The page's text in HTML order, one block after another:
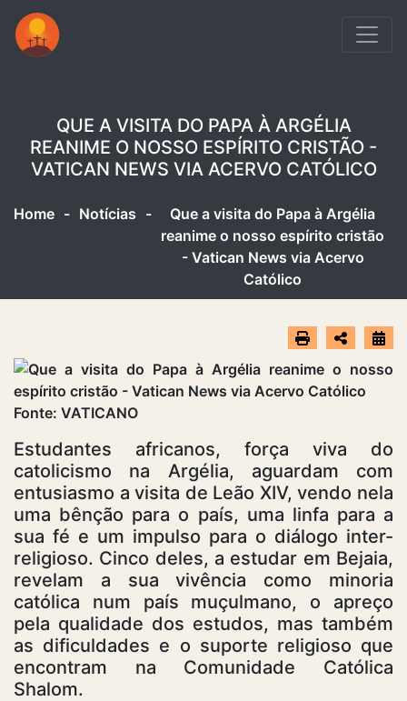
QUE A VISITA DO PAPA À ARGÉLIA
REANIME O NOSSO ESPÍRITO CRISTÃO -
VATICAN NEWS VIA ACERVO CATÓLICO
Home - Notícias -
Que a visita do Papa à Argélia
reanime o nosso espírito cristão
- Vatican News via Acervo
Católico
Fonte: VATICANO
Estudantes africanos, força viva do
catolicismo na Argélia, aguardam com
entusiasmo a visita de Leão XIV, vendo nela
uma bênção para o país, uma linfa para a
sua fé e um impulso para o diálogo inter-
religioso. Cinco deles, a estudar em Bejaia,
revelam a sua vivência como minoria
católica num país muçulmano, o apreço
pela qualidade dos estudos, mas também
as dificuldades e o suporte religioso que
encontram na Comunidade Católica
Shalom.